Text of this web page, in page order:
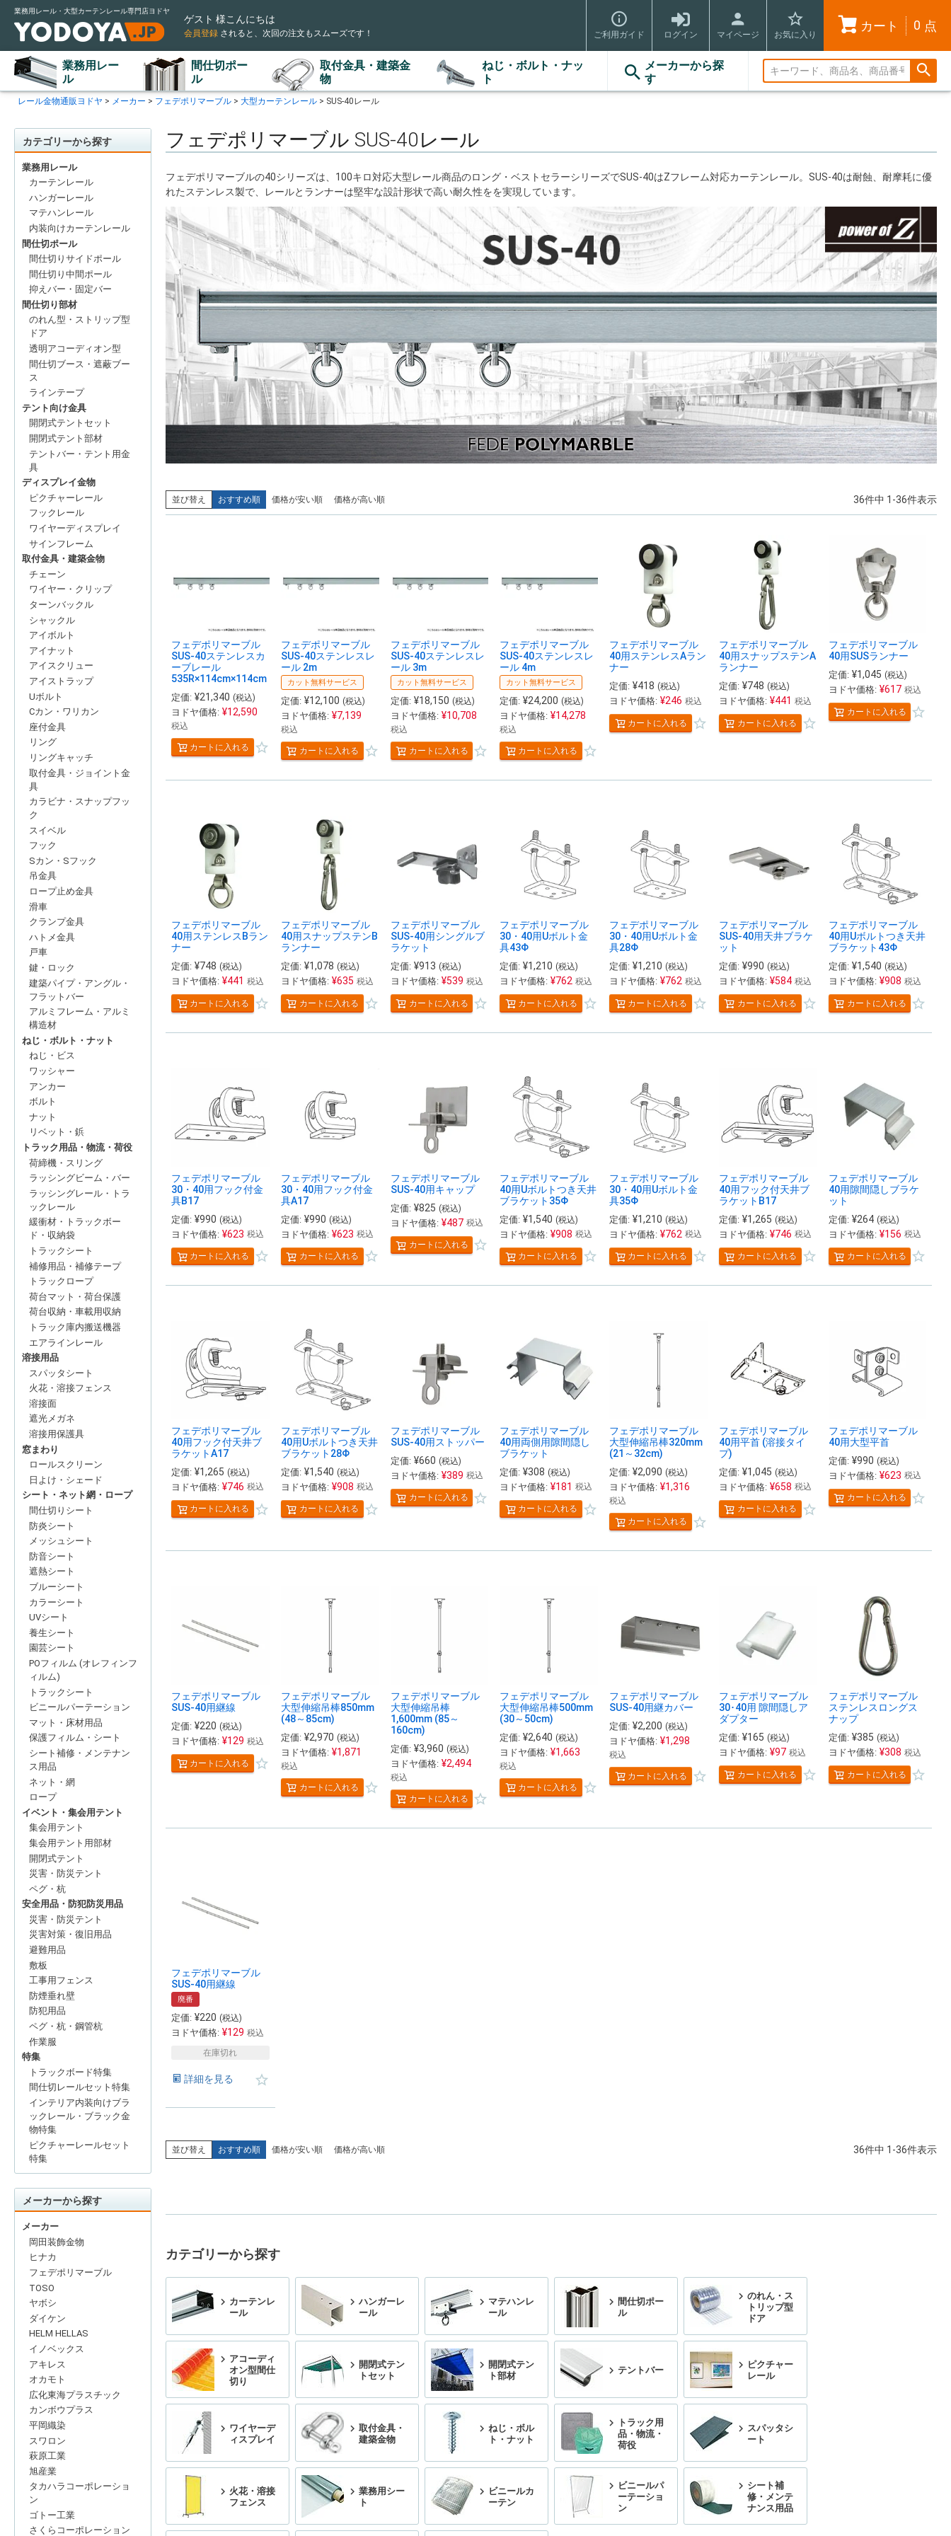
業務用レール・大型カーテンレール専門店ヨドヤ
ゲスト 様こんにちは
会員登録 されると 、次回の注文もスムーズです！ ご利用ガイド ログイン マイページ お気に入り
カート 0 点
業務用レー
ル
間仕切ポー
ル
取付金具・建築金
物
ねじ・ボルト・ナッ
ト
メーカーから探
す
検索
レール金物通販ヨドヤ メーカー フェデポリマーブル 大型カーテンレール SUS-40レール
カテゴリーから探す
業務用レール
カーテンレール
ハンガーレール
マテハンレール
内装向けカーテンレール
間仕切ポール
間仕切りサイドポール
間仕切り中間ポール
抑えバー・固定バー
間仕切り部材
のれん型・ストリップ型
ドア
透明アコーディオン型
間仕切ブース・遮蔽ブー
ス
ラインテープ
テント向け金具
開閉式テントセット
開閉式テント部材
テントバー・テント用金
具
ディスプレイ金物
ピクチャーレール
フックレール
ワイヤーディスプレイ
サインフレーム
取付金具・建築金物
チェーン
ワイヤー・クリップ
ターンバックル
シャックル
アイボルト
アイナット
アイスクリュー
アイストラップ
Uボルト
Cカン・ワリカン
座付金具
リング
リングキャッチ
取付金具・ジョイント金
具
カラビナ・スナップフッ
ク
スイベル
フック
Sカン・Sフック
吊金具
ロープ止め金具
滑車
クランプ金具
ハトメ金具
戸車
鍵・ロック
建築パイプ・アングル・
フラットバー
アルミフレーム・アルミ
構造材
ねじ・ボルト・ナット
ねじ・ビス
ワッシャー
アンカー
ボルト
ナット
リベット・鋲
トラック用品・物流・荷役
荷締機・スリング
ラッシングビーム・バー
ラッシングレール・トラ
ックレール
緩衝材・トラックボー
ド・収納袋
トラックシート
補修用品・補修テープ
トラックロープ
荷台マット・荷台保護
荷台収納・車載用収納
トラック庫内搬送機器
エアラインレール
溶接用品
スパッタシート
火花・溶接フェンス
溶接面
遮光メガネ
溶接用保護具
窓まわり
ロールスクリーン
日よけ・シェード
シート・ネット網・ロープ
間仕切りシート
防炎シート
メッシュシート
防音シート
遮熱シート
ブルーシート
カラーシート
UVシート
養生シート
園芸シート
POフィルム (オレフィンフ
ィルム)
トラックシート
ビニールパーテーション
マット・床材用品
保護フィルム・シート
シート補修・メンテナン
ス用品
ネット・網
ロープ
イベント・集会用テント
集会用テント
集会用テント用部材
開閉式テント
災害・防災テント
ペグ・杭
安全用品・防犯防災用品
災害・防災テント
災害対策・復旧用品
避難用品
敷板
工事用フェンス
防煙垂れ壁
防犯用品
ペグ・杭・鋼管杭
作業服
特集
トラックボード特集
間仕切レールセット特集
インテリア内装向けブラ
ックレール・ブラック金
物特集
ピクチャーレールセット
特集
メーカーから探す
メーカー
岡田装飾金物
ヒナカ
フェデポリマーブル
TOSO
ヤボシ
ダイケン
HELM HELLAS
イノベックス
アキレス
オカモト
広化東海プラスチック
カンボウプラス
平岡織染
スワロン
萩原工業
旭産業
タカハラコーポレーショ
ン
ゴトー工業
さくらコーポレーション
フェデポリマーブル SUS-40レール
フェデポリマーブルの40シリーズは、100キロ対応大型レール商品のロング・ベストセラーシリーズでSUS-40はZフレーム対応カーテンレール。SUS-40は耐蝕、耐摩耗に優
れたステンレス製で、レールとランナーは堅牢な設計形状で高い耐久性をを実現しています。
並び替え おすすめ順 価格が安い順 価格が高い順 36件中 1 -36件表示
フェデポリマーブル
SUS-40ステンレスカ
ーブレール
535R×114cm×114cm
定価: ¥21,340 (税込)
ヨドヤ価格: ¥12,590
税込
カートに入れる
フェデポリマーブル
SUS-40ステンレスレ
ール 2m
カット無料サービス
定価: ¥12,100 (税込)
ヨドヤ価格: ¥7,139
税込
カートに入れる
フェデポリマーブル
SUS-40ステンレスレ
ール 3m
カット無料サービス
定価: ¥18,150 (税込)
ヨドヤ価格: ¥10,708
税込
カートに入れる
フェデポリマーブル
SUS-40ステンレスレ
ール 4m
カット無料サービス
定価: ¥24,200 (税込)
ヨドヤ価格: ¥14,278
税込
カートに入れる
フェデポリマーブル
40用ステンレスAラン
ナー
定価: ¥418 (税込)
ヨドヤ価格: ¥246 税込
カートに入れる
フェデポリマーブル
40用スナップステンA
ランナー
定価: ¥748 (税込)
ヨドヤ価格: ¥441 税込
カートに入れる
フェデポリマーブル
40用SUSランナー
定価: ¥1,045 (税込)
ヨドヤ価格: ¥617 税込
カートに入れる
フェデポリマーブル
40用ステンレスBラン
ナー
定価: ¥748 (税込)
ヨドヤ価格: ¥441 税込
カートに入れる
フェデポリマーブル
40用スナップステンB
ランナー
定価: ¥1,078 (税込)
ヨドヤ価格: ¥635 税込
カートに入れる
フェデポリマーブル
SUS-40用シングルブ
ラケット
定価: ¥913 (税込)
ヨドヤ価格: ¥539 税込
カートに入れる
フェデポリマーブル
30・40用Uボルト金
具43Φ
定価: ¥1,210 (税込)
ヨドヤ価格: ¥762 税込
カートに入れる
フェデポリマーブル
30・40用Uボルト金
具28Φ
定価: ¥1,210 (税込)
ヨドヤ価格: ¥762 税込
カートに入れる
フェデポリマーブル
SUS-40用天井ブラケ
ット
定価: ¥990 (税込)
ヨドヤ価格: ¥584 税込
カートに入れる
フェデポリマーブル
40用Uボルトつき天井
ブラケット43Φ
定価: ¥1,540 (税込)
ヨドヤ価格: ¥908 税込
カートに入れる
フェデポリマーブル
30・40用フック付金
具B17
定価: ¥990 (税込)
ヨドヤ価格: ¥623 税込
カートに入れる
フェデポリマーブル
30・40用フック付金
具A17
定価: ¥990 (税込)
ヨドヤ価格: ¥623 税込
カートに入れる
フェデポリマーブル
SUS-40用キャップ
定価: ¥825 (税込)
ヨドヤ価格: ¥487 税込
カートに入れる
フェデポリマーブル
40用Uボルトつき天井
ブラケット35Φ
定価: ¥1,540 (税込)
ヨドヤ価格: ¥908 税込
カートに入れる
フェデポリマーブル
30・40用Uボルト金
具35Φ
定価: ¥1,210 (税込)
ヨドヤ価格: ¥762 税込
カートに入れる
フェデポリマーブル
40用フック付天井ブ
ラケットB17
定価: ¥1,265 (税込)
ヨドヤ価格: ¥746 税込
カートに入れる
フェデポリマーブル
40用隙間隠しブラケ
ット
定価: ¥264 (税込)
ヨドヤ価格: ¥156 税込
カートに入れる
フェデポリマーブル
40用フック付天井ブ
ラケットA17
定価: ¥1,265 (税込)
ヨドヤ価格: ¥746 税込
カートに入れる
フェデポリマーブル
40用Uボルトつき天井
ブラケット28Φ
定価: ¥1,540 (税込)
ヨドヤ価格: ¥908 税込
カートに入れる
フェデポリマーブル
SUS-40用ストッパー
定価: ¥660 (税込)
ヨドヤ価格: ¥389 税込
カートに入れる
フェデポリマーブル
40用両側用隙間隠し
ブラケット
定価: ¥308 (税込)
ヨドヤ価格: ¥181 税込
カートに入れる
フェデポリマーブル
大型伸縮吊棒320mm
(21～32cm)
定価: ¥2,090 (税込)
ヨドヤ価格: ¥1,316
税込
カートに入れる
フェデポリマーブル
40用平首 (溶接タイ
プ)
定価: ¥1,045 (税込)
ヨドヤ価格: ¥658 税込
カートに入れる
フェデポリマーブル
40用大型平首
定価: ¥990 (税込)
ヨドヤ価格: ¥623 税込
カートに入れる
フェデポリマーブル
SUS-40用継線
定価: ¥220 (税込)
ヨドヤ価格: ¥129 税込
カートに入れる
フェデポリマーブル
大型伸縮吊棒850mm
(48～85cm)
定価: ¥2,970 (税込)
ヨドヤ価格: ¥1,871
税込
カートに入れる
フェデポリマーブル
大型伸縮吊棒
1,600mm (85～
160cm)
定価: ¥3,960 (税込)
ヨドヤ価格: ¥2,494
税込
カートに入れる
フェデポリマーブル
大型伸縮吊棒500mm
(30～50cm)
定価: ¥2,640 (税込)
ヨドヤ価格: ¥1,663
税込
カートに入れる
フェデポリマーブル
SUS-40用継カバー
定価: ¥2,200 (税込)
ヨドヤ価格: ¥1,298
税込
カートに入れる
フェデポリマーブル
30･40用 隙間隠しア
ダプター
定価: ¥165 (税込)
ヨドヤ価格: ¥97 税込
カートに入れる
フェデポリマーブル
ステンレスロングス
ナップ
定価: ¥385 (税込)
ヨドヤ価格: ¥308 税込
カートに入れる
フェデポリマーブル
SUS-40用継線
廃番
定価: ¥220 (税込)
ヨドヤ価格: ¥129 税込
在庫切れ
詳細を見る
並び替え おすすめ順 価格が安い順 価格が高い順 36件中 1 -36件表示
カテゴリーから探す
カーテンレ
ール
ハンガーレ
ール
マテハンレ
ール
間仕切ポー
ル
のれん・ス
トリップ型
ドア
アコーディ
オン型間仕
切り
開閉式テン
トセット
開閉式テン
ト部材
テントバー
ピクチャー
レール
ワイヤーデ
ィスプレイ
取付金具・
建築金物
ねじ・ボル
ト・ナット
トラック用
品・物流・
荷役
スパッタシ
ート
火花・溶接
フェンス
業務用シー
ト
ビニールカ
ーテン
ビニールパ
ーテーショ
ン
シート補
修・メンテ
ナンス用品